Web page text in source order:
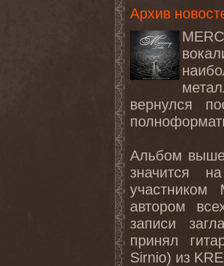
Архив
вернулся
Альбом
значится
автором
записи
принял
Sirnio) из